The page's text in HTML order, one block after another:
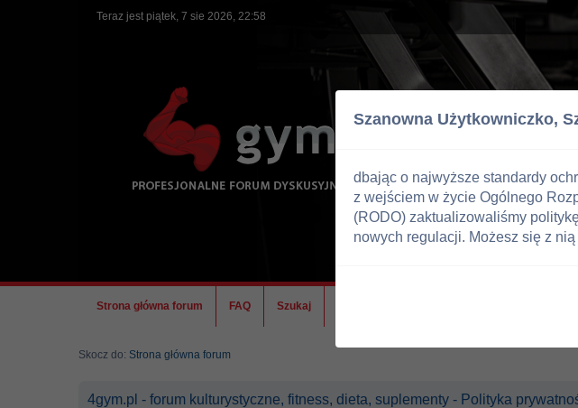
Teraz jest piątek, 7 sie 2026, 22:58
Strona główna forum FAQ Szukaj
Skocz do: Strona główna forum
4gym.pl - forum kulturystyczne, fitness, dieta, suplementy - Polityka
Szanowna Użytkowniczko,
dbając o najwyższe standardy
z wejściem w życie Ogólnego
(RODO) zaktualizowaliśmy
nowych regulacji. Możesz się z